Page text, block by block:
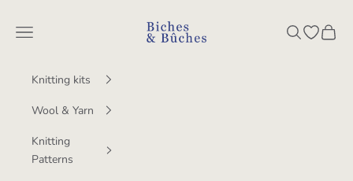
BichesetBuches
Navigation menu SearchOpen
Cart
Knitting kits
Wool & Yarn
Knitting
Patterns